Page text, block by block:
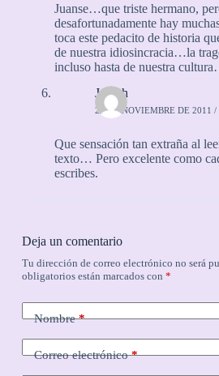
Juanse…que triste hermano,
desafortunadamente hay
toca este pedacito de historia
de nuestra idiosincracia…la
incluso hasta de nuestra
Julieth
29 DE NOVIEMBRE DE 2011 /
Que sensación tan extraña al
texto… Pero excelente como
escribes.
Deja un comentario
Tu dirección de correo electrónico no será
obligatorios están marcados con *
Nombre*
Correo electrónico*